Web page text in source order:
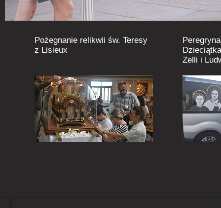
Pożegnanie relikwii św. Teresy
z Lisieux
Zelli i